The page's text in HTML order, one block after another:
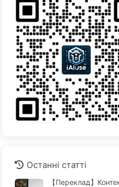
Останні статті
【Переклад】